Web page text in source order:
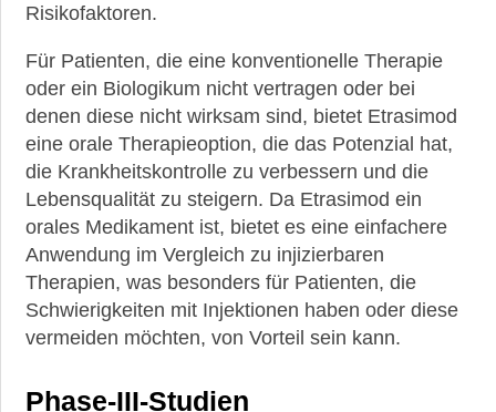
Risikofaktoren.
Für Patienten, die eine konventionelle Therapie
oder ein Biologikum nicht vertragen oder bei
denen diese nicht wirksam sind, bietet Etrasimod
eine orale Therapieoption, die das Potenzial hat,
die Krankheitskontrolle zu verbessern und die
Lebensqualität zu steigern. Da Etrasimod ein
orales Medikament ist, bietet es eine einfachere
Anwendung im Vergleich zu injizierbaren
Therapien, was besonders für Patienten, die
Schwierigkeiten mit Injektionen haben oder diese
vermeiden möchten, von Vorteil sein kann.
Phase-III-Studien